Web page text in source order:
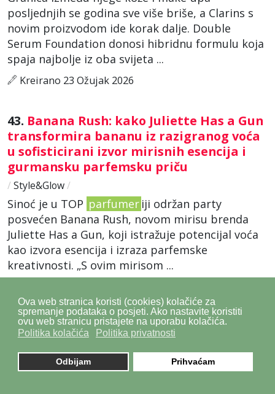
Ova web stranica koristi (cookies) kolačiće za
spremanje podataka o posjeti. Ako nastavite koristiti
ovu web stranicu pristajete na uporabu kolačića.
Politika kolačića
Politika privatnosti
Odbijam Prihvaćam
posljednjih se godina sve više briše, a Clarins s
novim proizvodom ide korak dalje. Double
Serum Foundation donosi hibridnu formulu koja
spaja najbolje iz oba svijeta ...
Kreirano 23 Ožujak 2026
43. Banana Rush: kako Juliette Has a Gun
transformira bananu iz razigranog voća
u sofisticirani izvor mirisnih esencija i
gurmansku parfemsku priču
/ Style&Glow/
Sinoć je u TOP parfumer iji održan party
posvećen Banana Rush, novom mirisu brenda
Juliette Has a Gun, koji istražuje potencijal voća
kao izvora esencija i izraza parfemske
kreativnosti. „S ovim mirisom ...
44.Olfaktivna sinestezija i imaginarij
podmorja u parfemu HERMES Un Jardin
sous la Mer